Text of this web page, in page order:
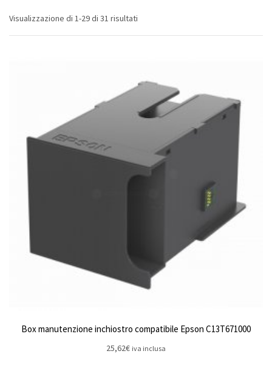
Visualizzazione di 1-29 di 31 risultati
Box manutenzione inchiostro compatibile Epson C13T671000
25,62€ iva inclusa